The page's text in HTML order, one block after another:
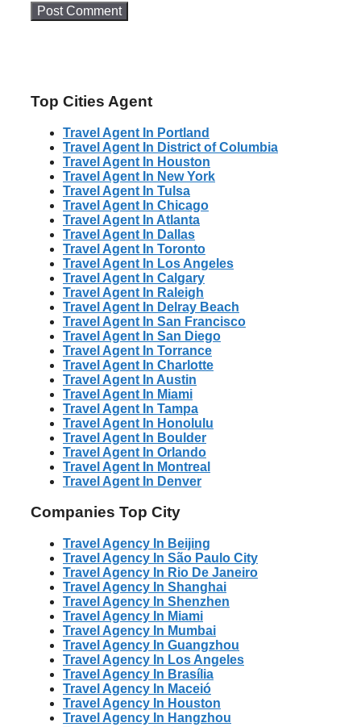
Top Cities Agent
Travel Agent In Portland
Travel Agent In District of Columbia
Travel Agent In Houston
Travel Agent In New York
Travel Agent In Tulsa
Travel Agent In Chicago
Travel Agent In Atlanta
Travel Agent In Dallas
Travel Agent In Toronto
Travel Agent In Los Angeles
Travel Agent In Calgary
Travel Agent In Raleigh
Travel Agent In Delray Beach
Travel Agent In San Francisco
Travel Agent In San Diego
Travel Agent In Torrance
Travel Agent In Charlotte
Travel Agent In Austin
Travel Agent In Miami
Travel Agent In Tampa
Travel Agent In Honolulu
Travel Agent In Boulder
Travel Agent In Orlando
Travel Agent In Montreal
Travel Agent In Denver
Companies Top City
Travel Agency In Beijing
Travel Agency In São Paulo City
Travel Agency In Rio De Janeiro
Travel Agency In Shanghai
Travel Agency In Shenzhen
Travel Agency In Miami
Travel Agency In Mumbai
Travel Agency In Guangzhou
Travel Agency In Los Angeles
Travel Agency In Brasília
Travel Agency In Maceió
Travel Agency In Houston
Travel Agency In Hangzhou